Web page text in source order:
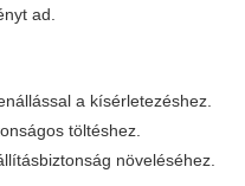
ad.
a kísérletezéshez.
töltéshez.
növeléséhez.